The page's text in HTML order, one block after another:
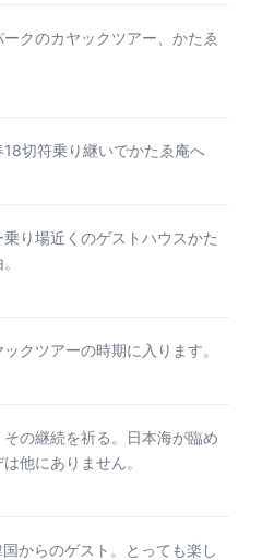
クのカヤックツアー、かたゑ
切符乗り継いでかたゑ庵へ
り場近くのゲストハウスかた
クツアーの時期に入ります。
の継続を祈る。日本海が臨め
他にありません。
からのゲスト。とっても楽し